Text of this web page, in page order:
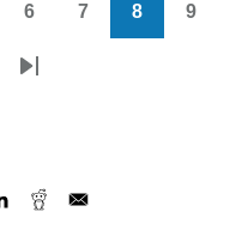
6 7 8 9
Letzte